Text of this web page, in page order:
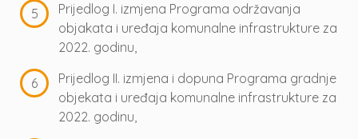
Prijedlog I. izmjena Programa održavanja
objakata i uređaja komunalne infrastrukture za
2022. godinu,
Prijedlog II. izmjena i dopuna Programa gradnje
objekata i uređaja komunalne infrastrukture za
2022. godinu,